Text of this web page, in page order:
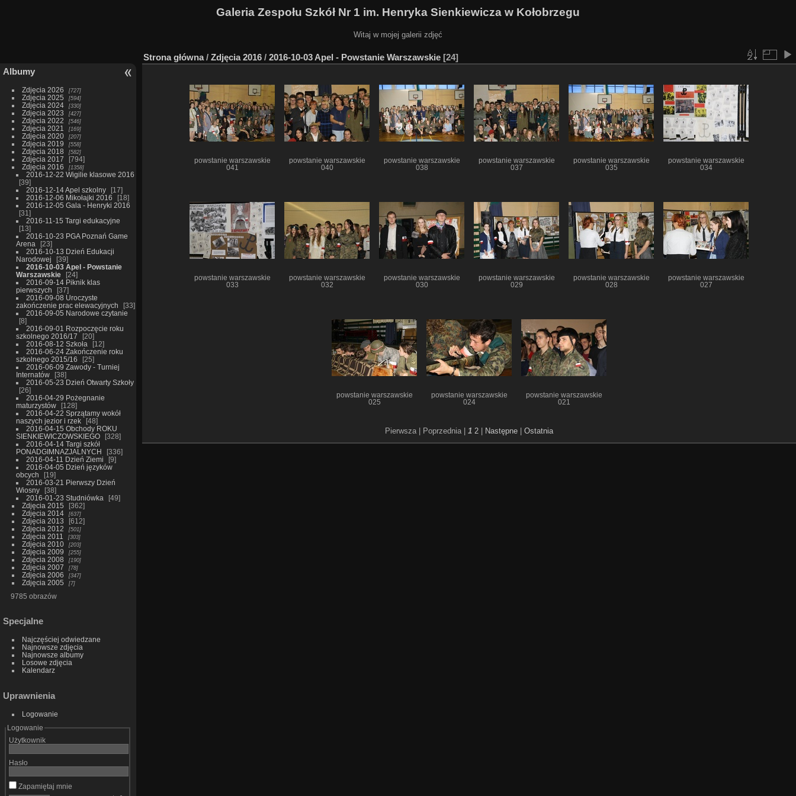
Galeria Zespołu Szkół Nr 1 im. Henryka Sienkiewicza w Kołobrzegu
Witaj w mojej galerii zdjęć
Albumy
Zdjęcia 2026 727
Zdjęcia 2025 594
Zdjęcia 2024 330
Zdjęcia 2023 427
Zdjęcia 2022 546
Zdjęcia 2021 169
Zdjęcia 2020 207
Zdjęcia 2019 558
Zdjęcia 2018 582
Zdjęcia 2017
794
Zdjęcia 2016
1358
2016-12-22 Wigilie klasowe 2016
39
2016-12-14 Apel szkolny
17
2016-12-06 Mikołajki 2016
18
2016-12-05 Gala - Henryki 2016
31
2016-11-15 Targi edukacyjne
13
2016-10-23 PGA Poznań Game
Arena
23
2016-10-13 Dzień Edukacji
Narodowej
39
2016-10-03 Apel - Powstanie
Warszawskie
24
2016-09-14 Piknik klas
pierwszych
37
2016-09-08 Uroczyste
zakończenie prac elewacyjnych
33
2016-09-05 Narodowe czytanie
8
2016-09-01 Rozpoczęcie roku
szkolnego 2016/17
20
2016-08-12 Szkoła
12
2016-06-24 Zakończenie roku
szkolnego 2015/16
25
2016-06-09 Zawody - Turniej
Internatów
38
2016-05-23 Dzień Otwarty Szkoły
26
2016-04-29 Pożegnanie
maturzystów
128
2016-04-22 Sprzątamy wokół
naszych jezior i rzek
48
2016-04-15 Obchody ROKU
SIENKIEWICZOWSKIEGO
328
2016-04-14 Targi szkół
PONADGIMNAZJALNYCH
336
2016-04-11 Dzień Ziemi
9
2016-04-05 Dzień języków
obcych
19
2016-03-21 Pierwszy Dzień
Wiosny
38
2016-01-23 Studniówka
49
Zdjęcia 2015
362
Zdjęcia 2014
637
Zdjęcia 2013
612
Zdjęcia 2012
501
Zdjęcia 2011 303
Zdjęcia 2010 203
Zdjęcia 2009 255
Zdjęcia 2008 190
Zdjęcia 2007 78
Zdjęcia 2006 347
Zdjęcia 2005 7
9785 obrazów
Specjalne
Najczęściej odwiedzane
Najnowsze zdjęcia
Najnowsze albumy
Losowe zdjęcia
Kalendarz
Uprawnienia
Logowanie
Logowanie
Użytkownik
Hasło
Zapamiętaj mnie
Strona główna/ Zdjęcia 2016 / 2016-10-03 Apel - Powstanie Warszawskie 24
powstanie warszawskie
041
powstanie warszawskie
040
powstanie warszawskie
038
powstanie warszawskie
037
powstanie warszawskie
035
powstanie warszawskie
034
powstanie warszawskie
033
powstanie warszawskie
032
powstanie warszawskie
030
powstanie warszawskie
029
powstanie warszawskie
028
powstanie warszawskie
027
powstanie warszawskie
025
powstanie warszawskie
024
powstanie warszawskie
021
Pierwsza | Poprzednia | 1 2 Następne Ostatnia